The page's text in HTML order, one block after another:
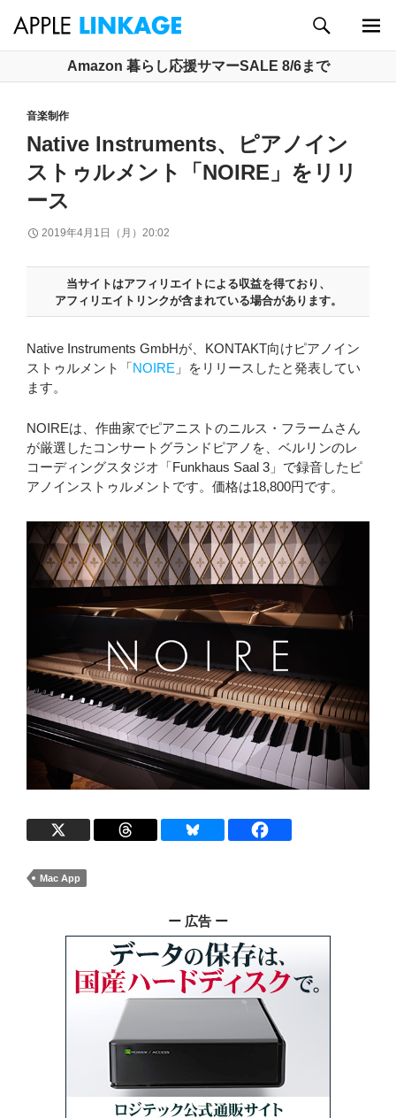
ン
索
Amazon 暮らし応援サマーSALE 8/6まで
音楽制作
Native Instruments、ピアノイン
ストゥルメント「NOIRE」をリリ
ース
2019年4月1日（月）20:02
当サイトはアフィリエイトによる収益を得ており、
アフィリエイトリンクが含まれている場合があります。
Native Instruments GmbHが、KONTAKT向けピアノイン
ストゥルメント「NOIRE 」をリリースしたと発表してい
ます。
NOIREは、作曲家でピアニストのニルス・フラームさん
が厳選したコンサートグランドピアノを、ベルリンのレ
コーディングスタジオ「Funkhaus Saal 3」で録音したピ
アノインストゥルメントです。価格は18,800円です。
Mac App
ー 広告 ー